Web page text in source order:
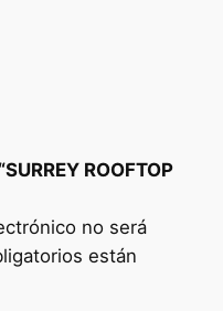
ROOFTOP
no será
están